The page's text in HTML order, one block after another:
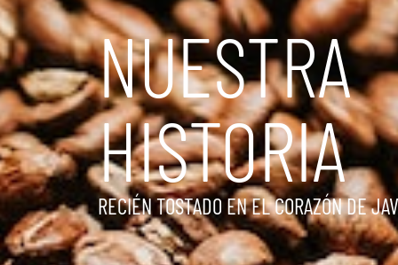
NUESTRA
HISTORIA
RECIÉN TOSTADO EN EL CORAZÓN DE